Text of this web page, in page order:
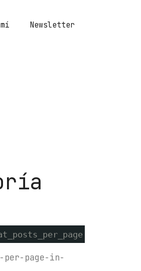
Newsletter
);
per-page-in-